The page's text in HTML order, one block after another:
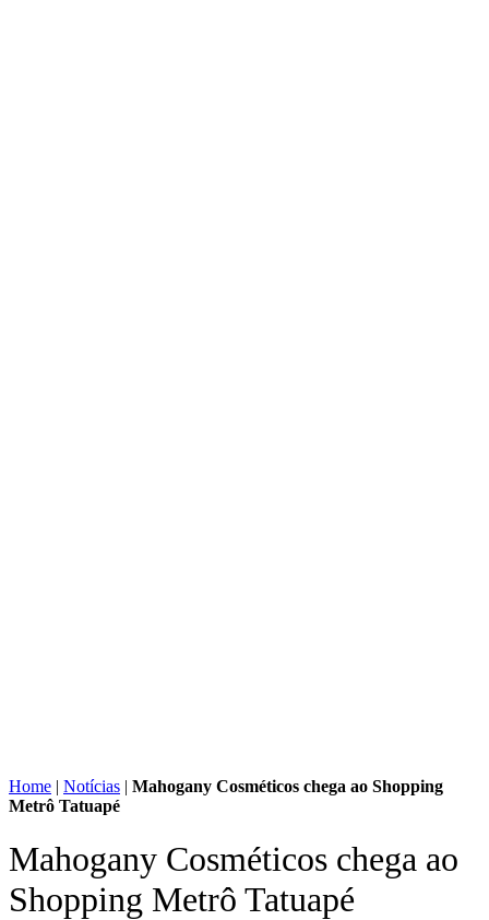
Home | Notícias | Mahogany Cosméticos chega ao Shopping
Metrô Tatuapé
Mahogany Cosméticos chega ao
Shopping Metrô Tatuapé